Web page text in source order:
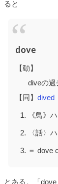
ると
dove
【動】
diveの
【同】 dived
《鳥》
〈話〉
＝ dove
とある。「